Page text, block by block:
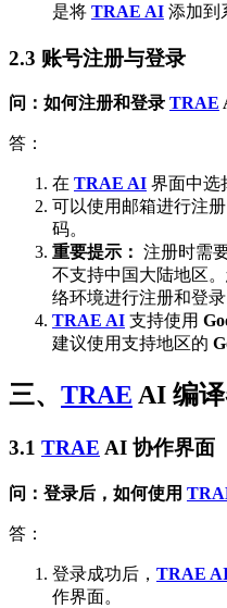
是将 TRAE AI 添加到
2.3 账号注册与登录
问：如何注册和登录 TRAE
答：
在 TRAE AI 界面中选
可以使用邮箱进行注
码。
重要提示： 注册时需
不支持中国大陆地区
络环境进行注册和登录
TRAE AI 支持使用
建议使用支持地区的
三、 TRAE AI 编
3.1 TRAE AI 协作界面
问：登录后，如何使用
答：
登录成功后， TRAE
作界面。